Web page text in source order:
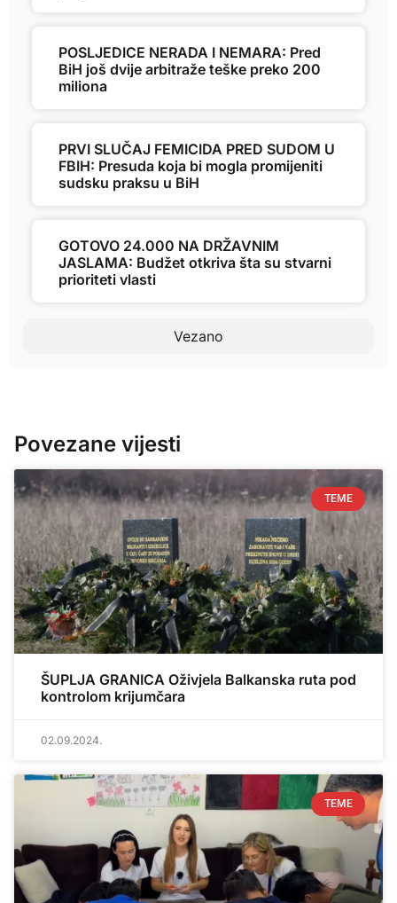
Vezano
POSLJEDICE NERADA I NEMARA: Pred
BiH još dvije arbitraže teške preko 200
miliona
PRVI SLUČAJ FEMICIDA PRED SUDOM U
FBIH: Presuda koja bi mogla promijeniti
sudsku praksu u BiH
GOTOVO 24.000 NA DRŽAVNIM
JASLAMA: Budžet otkriva šta su stvarni
prioriteti vlasti
Povezane vijesti
TEME
ŠUPLJA GRANICA Oživjela Balkanska ruta pod
kontrolom krijumčara
02.09.2024.
TEME